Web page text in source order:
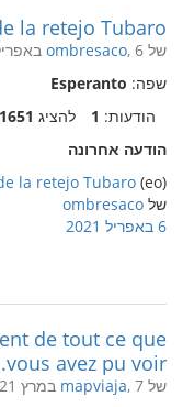
la retejo Tubaro
של ombresaco, 6 באפריל 2021
שפה: Esperanto
הודעות: 1 להציג
הודעה אחרונה
(eo)
la retejo Tubaro
של ombresaco
6 באפריל 2021
de tout ce que
vous avez pu voir.
של mapviaja, 7 במרץ 2021